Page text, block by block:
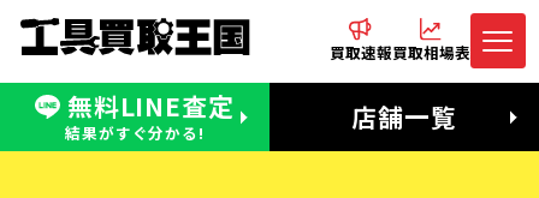
買取速報買取相場表
無料LINE査定
結果がすぐ分かる! 店舗一覧
無料LINE査定
受付：11:00〜19:00 木曜定休日
電話でお問合わせ
営業時間：11:00〜20:00